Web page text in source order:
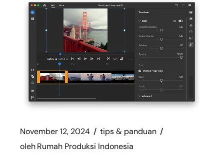
November 12, 2024
tips & panduan
olehRumah Produksi Indonesia